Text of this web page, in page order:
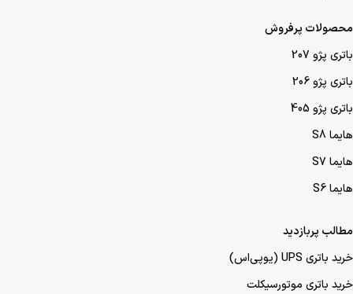
محصولات پرفروش
باتری پژو 207
باتری پژو 206
باتری پژو 405
هایما S8
هایما S7
هایما S6
مطالب پربازدید
خرید باتری UPS (یو‌پی‌اس)
خرید باتری موتورسیکلت